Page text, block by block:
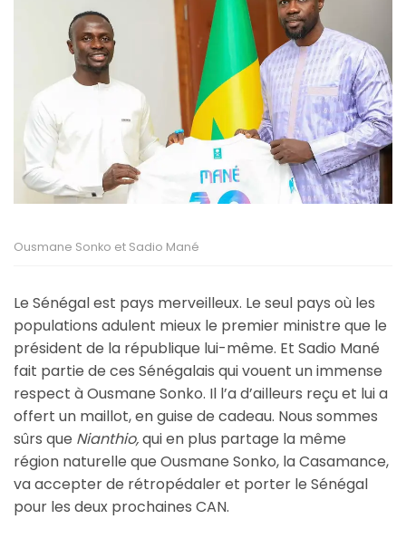
Ousmane Sonko et Sadio Mané
Le Sénégal est pays merveilleux. Le seul pays où les
populations adulent mieux le premier ministre que le
président de la république lui-même. Et Sadio Mané
fait partie de ces Sénégalais qui vouent un immense
respect à Ousmane Sonko. Il l’a d’ailleurs reçu et lui a
offert un maillot, en guise de cadeau. Nous sommes
sûrs que Nianthio,qui en plus partage la même
région naturelle que Ousmane Sonko, la Casamance,
va accepter de rétropédaler et porter le Sénégal
pour les deux prochaines CAN.